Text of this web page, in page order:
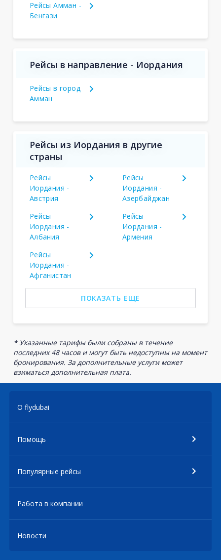
Рейсы Амман -
Бенгази
Рейсы в направление - Иордания
Рейсы в город
Амман
Рейсы из Иордания в другие
страны
Рейсы
Иордания -
Австрия
Рейсы
Иордания -
Азербайджан
Рейсы
Иордания -
Албания
Рейсы
Иордания -
Армения
Рейсы
Иордания -
Афганистан
ПОКАЗАТЬ ЕЩЕ
* Указанные тарифы были собраны в течение
последних 48 часов и могут быть недоступны на момент
бронирования. За дополнительные услуги может
взиматься дополнительная плата.
О flydubai
Помощь
Популярные рейсы
Работа в компании
Новости